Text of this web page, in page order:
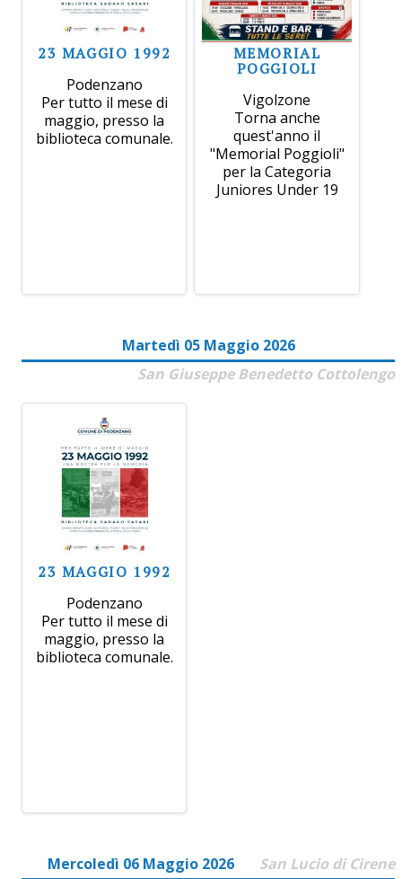
23 MAGGIO 1992
Podenzano
Per tutto il mese di
maggio, presso la
biblioteca comunale.
MEMORIAL
POGGIOLI
Vigolzone
Torna anche
quest'anno il
"Memorial Poggioli"
per la Categoria
Juniores Under 19
Martedì 05 Maggio 2026
San Giuseppe Benedetto Cottolengo
23 MAGGIO 1992
Podenzano
Per tutto il mese di
maggio, presso la
biblioteca comunale.
Mercoledì 06 Maggio 2026 San Lucio di Cirene